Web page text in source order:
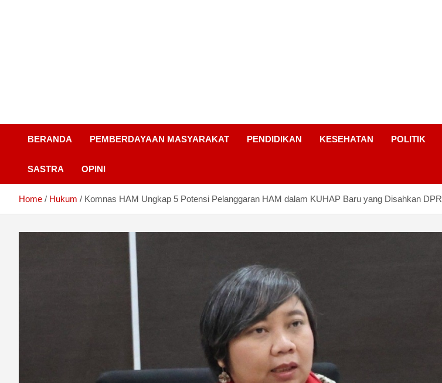
BERANDA PEMBERDAYAAN MASYARAKAT PENDIDIKAN KESEHATAN POLITIK
SASTRA OPINI
Home Hukum Komnas HAM Ungkap 5 Potensi Pelanggaran HAM dalam KUHAP Baru yang Disahkan DPR